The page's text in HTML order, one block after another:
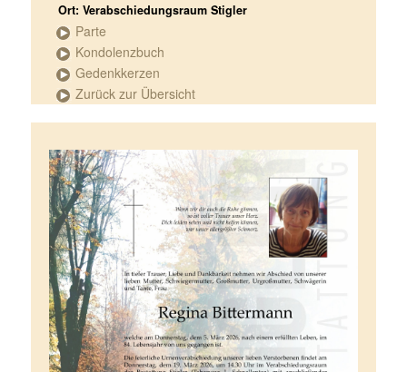
Ort: Verabschiedungsraum Stigler
Parte
Kondolenzbuch
Gedenkkerzen
Zurück zur Übersicht